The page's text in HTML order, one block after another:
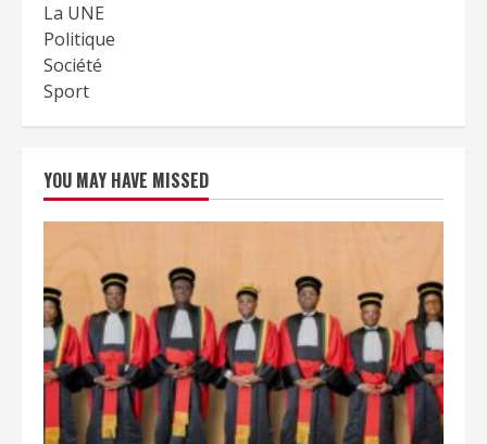
La UNE
Politique
Société
Sport
YOU MAY HAVE MISSED